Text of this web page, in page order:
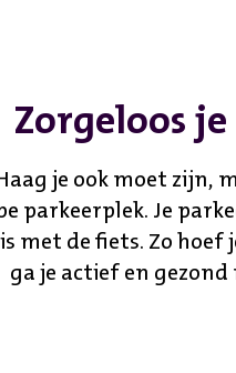
Zorgeloos
je ook moet zijn,
parkeerplek. Je
met de fiets. Zo hoef
ga je actief en